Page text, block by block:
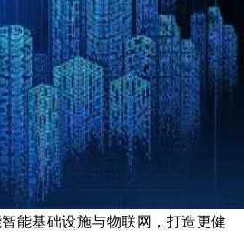
能基础设施与物联网，打造更健